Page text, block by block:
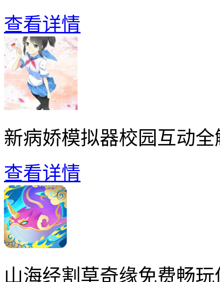
查看详情
新病娇模拟器校园互动全
查看详情
山海经割草奇缘免费畅